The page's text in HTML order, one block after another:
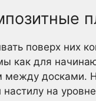
поверх них
как для
между досками.
на